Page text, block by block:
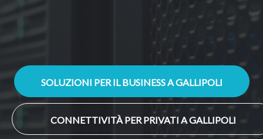
SOLUZIONI PER IL BUSINESS A GALLIPOLI
CONNETTIVITÀ PER PRIVATI A GALLIPOLI